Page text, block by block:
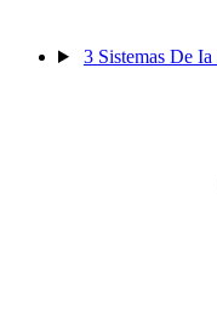
3 Sistemas De